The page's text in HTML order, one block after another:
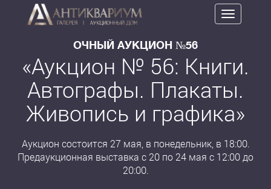
Toggle
navigation
ОЧНЫЙ АУКЦИОН №56
«Аукцион № 56: Книги.
Автографы. Плакаты.
Живопись и графика»
Аукцион состоится 27 мая, в понедельник, в 18:00.
Предаукционная выставка с 20 по 24 мая с 12:00 до
20:00.